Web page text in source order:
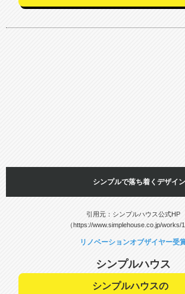
シンプルで落ち着くデザイン
引用元：シンプルハウス公式HP
（https://www.simplehouse.co.jp/works/
リノベーションオブザイヤー受
シンプルハウス
シンプルハウスの